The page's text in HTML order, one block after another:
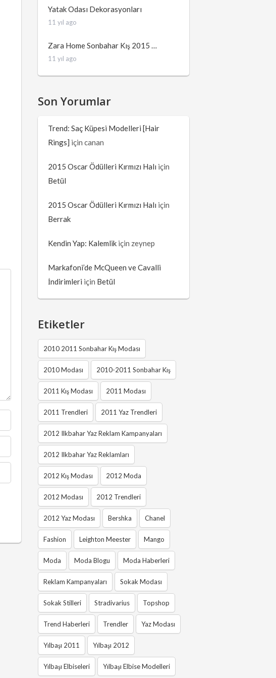
Yatak Odası Dekorasyonları
11 yıl ago
Zara Home Sonbahar Kış 2015 …
11 yıl ago
Son Yorumlar
Trend: Saç Küpesi Modelleri [Hair
Rings] için canan
2015 Oscar Ödülleri Kırmızı Halı için
Betül
2015 Oscar Ödülleri Kırmızı Halı için
Berrak
Kendin Yap: Kalemlik için zeynep
Markafoni’de McQueen ve Cavalli
İndirimleri için Betül
Etiketler
2010 2011 Sonbahar Kış Modası
2010 Modası 2010-2011 Sonbahar Kış
2011 Kış Modası 2011 Modası
2011 Trendleri 2011 Yaz Trendleri
2012 Ilkbahar Yaz Reklam Kampanyaları
2012 Ilkbahar Yaz Reklamları
2012 Kış Modası 2012 Moda
2012 Modası 2012 Trendleri
2012 Yaz Modası Bershka Chanel
Fashion Leighton Meester Mango
Moda Moda Blogu Moda Haberleri
Reklam Kampanyaları Sokak Modası
Sokak Stilleri Stradivarius Topshop
Trend Haberleri Trendler Yaz Modası
Yılbaşı 2011 Yılbaşı 2012
Yılbaşı Elbiseleri Yılbaşı Elbise Modelleri